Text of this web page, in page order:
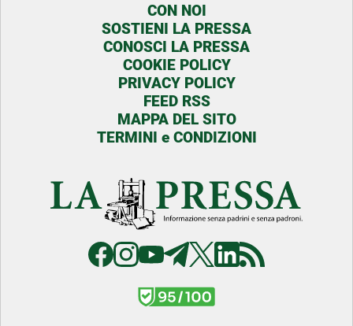
CON NOI
SOSTIENI LA PRESSA
CONOSCI LA PRESSA
COOKIE POLICY
PRIVACY POLICY
FEED RSS
MAPPA DEL SITO
TERMINI e CONDIZIONI